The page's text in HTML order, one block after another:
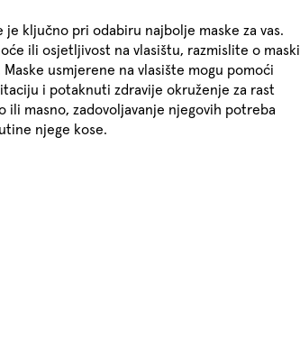
ključno pri odabiru najbolje maske za vas.
ili osjetljivost na vlasištu, razmislite o maski
usmjerene na vlasište mogu pomoći
i potaknuti zdravije okruženje za rast
ili masno, zadovoljavanje njegovih potreba
njege kose.